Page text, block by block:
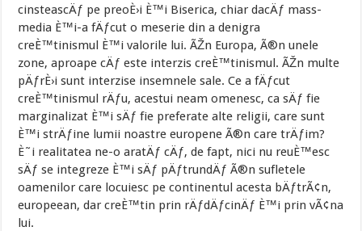
cinsteascÄƒ pe preoÈ›i È™i Biserica, chiar dacÄƒ mass-
media È™i-a fÄƒcut o meserie din a denigra
creÈ™tinismul È™i valorile lui. ÃŽn Europa, Ã®n unele
zone, aproape cÄƒ este interzis creÈ™tinismul. ÃŽn multe
pÄƒrÈ›i sunt interzise insemnele sale. Ce a fÄƒcut
creÈ™tinismul rÄƒu, acestui neam omenesc, ca sÄƒ fie
marginalizat È™i sÄƒ fie preferate alte religii, care sunt
È™i strÄƒine lumii noastre europene Ã®n care trÄƒim?
È˜i realitatea ne-o aratÄƒ cÄƒ, de fapt, nici nu reuÈ™esc
sÄƒ se integreze È™i sÄƒ pÄƒtrundÄƒ Ã®n sufletele
oamenilor care locuiesc pe continentul acesta bÄƒtrÃ¢n,
europeean, dar creÈ™tin prin rÄƒdÄƒcinÄƒ È™i prin vÃ¢na
lui.